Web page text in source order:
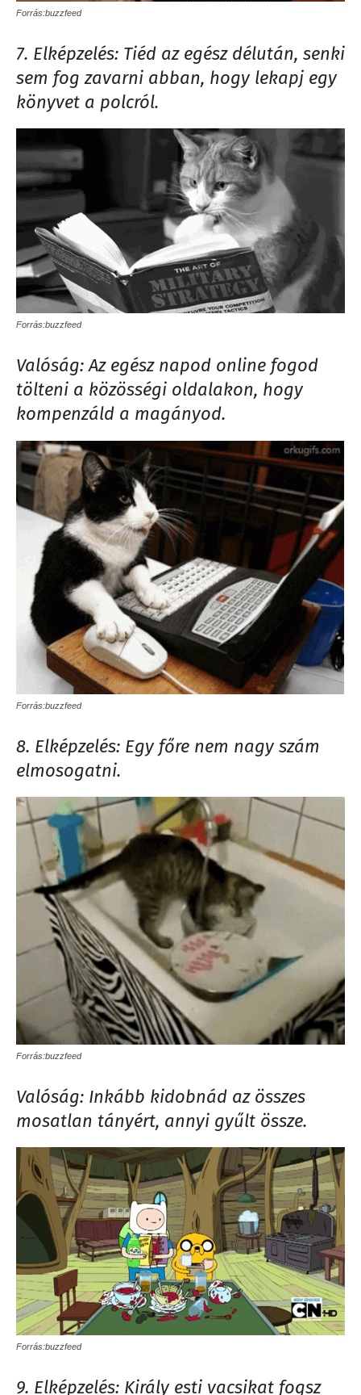
Forrás:buzzfeed
7. Elképzelés: Tiéd az egész délután, senki
sem fog zavarni abban, hogy lekapj egy
könyvet a polcról.
Forrás:buzzfeed
Valóság: Az egész napod online fogod
tölteni a közösségi oldalakon, hogy
kompenzáld a magányod.
Forrás:buzzfeed
8. Elképzelés: Egy főre nem nagy szám
elmosogatni.
Forrás:buzzfeed
Valóság: Inkább kidobnád az összes
mosatlan tányért, annyi gyűlt össze.
Forrás:buzzfeed
9. Elképzelés: Király esti vacsikat fogsz